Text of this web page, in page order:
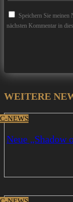
Speichern Sie meinen
nächsten Kommentar in
WEITERE
NEWS
Neue „Shadow